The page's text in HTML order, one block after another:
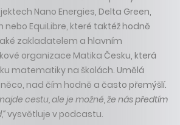
Nano Energies, Delta Green,
EquiLibre, které taktéž hodně
zakladatelem a hlavním
organizace Matika Česku, která
matematiky na školách. Umělá
nad čím hodně a často přemýšlí.
cestu, ale je možné, že nás předtím
vysvětluje v podcastu.